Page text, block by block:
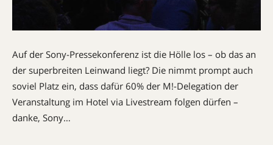
Auf der Sony-Pressekonferenz ist die Hölle los – ob das an
der superbreiten Leinwand liegt? Die nimmt prompt auch
soviel Platz ein, dass dafür 60% der M!-Delegation der
Veranstaltung im Hotel via Livestream folgen dürfen –
danke, Sony…